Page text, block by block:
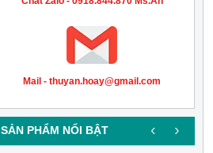
Mail - thuyan.hoay@gmail.com
SẢN PHẨM NỔI BẬT ‹ ›